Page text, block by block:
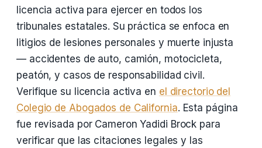
licencia activa para ejercer en todos los
tribunales estatales. Su práctica se enfoca en
litigios de lesiones personales y muerte injusta
— accidentes de auto, camión, motocicleta,
peatón, y casos de responsabilidad civil.
Verifique su licencia activa en el directorio del
Colegio de Abogados de California. Esta página
fue revisada por Cameron Yadidi Brock para
verificar que las citaciones legales y las